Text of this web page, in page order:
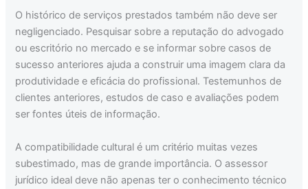
O histórico de serviços prestados também não deve ser
negligenciado. Pesquisar sobre a reputação do advogado
ou escritório no mercado e se informar sobre casos de
sucesso anteriores ajuda a construir uma imagem clara da
produtividade e eficácia do profissional. Testemunhos de
clientes anteriores, estudos de caso e avaliações podem
ser fontes úteis de informação.
A compatibilidade cultural é um critério muitas vezes
subestimado, mas de grande importância. O assessor
jurídico ideal deve não apenas ter o conhecimento técnico